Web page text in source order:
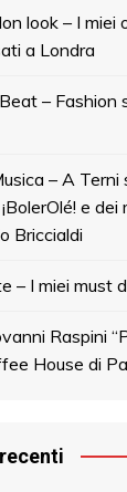
look – I miei
a Londra
– Fashion
– A
e dei
Briccialdi
– I miei must
Raspini
House di